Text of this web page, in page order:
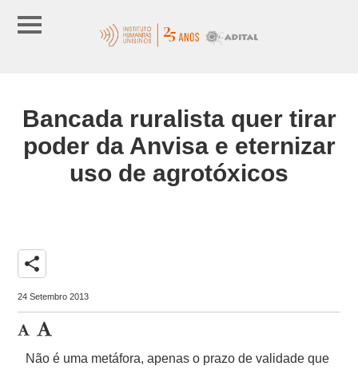
Bancada ruralista quer tirar
poder da Anvisa e eternizar
uso de agrotóxicos
share
24 Setembro 2013
Não é uma metáfora, apenas o prazo de validade que